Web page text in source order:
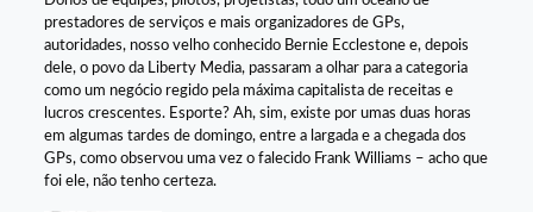
prestadores de serviços e mais organizadores de GPs,
autoridades, nosso velho conhecido Bernie Ecclestone e, depois
dele, o povo da Liberty Media, passaram a olhar para a categoria
como um negócio regido pela máxima capitalista de receitas e
lucros crescentes. Esporte? Ah, sim, existe por umas duas horas
em algumas tardes de domingo, entre a largada e a chegada dos
GPs, como observou uma vez o falecido Frank Williams – acho que
foi ele, não tenho certeza.